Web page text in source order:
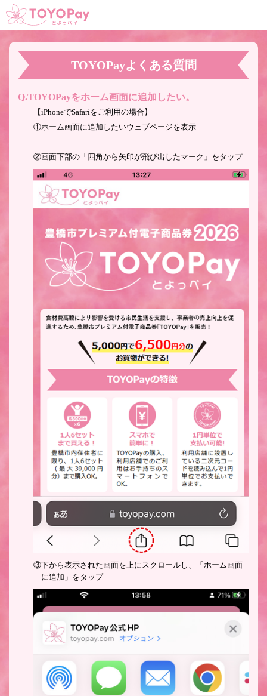
TOYOPayよくある質問
TOYOPayをホーム画面に追加したい。
【iPhoneでSafariをご利用の場合】
①ホーム画面に追加したいウェブページを表示
②画面下部の「四角から矢印が飛び出したマーク」をタップ
③下から表示された画面を上にスクロールし、「ホーム画面
に追加」をタップ